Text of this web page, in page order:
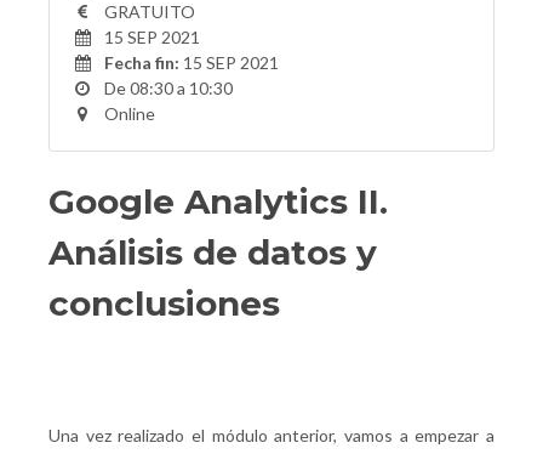
GRATUITO
15 SEP 2021
Fecha fin: 15 SEP 2021
De 08:30 a 10:30
Online
Google Analytics II.
Análisis de datos y
conclusiones
Una vez realizado el módulo anterior, vamos a empezar a